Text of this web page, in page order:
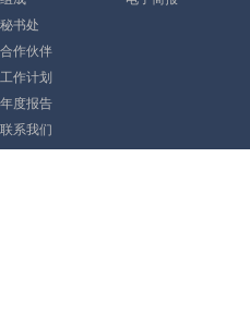
秘书处
合作伙伴
工作计划
年度报告
联系我们